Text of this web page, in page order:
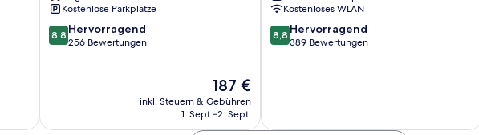
Aux
Piments
Kostenlose Parkplätze
8.8
von
8,8 Hervorragend
256 Bewertungen
Der
Preis
beträgt
187 €
inkl. Steuern & Gebühren
1. Sept.–2. Sept.
Kostenloses WLAN
8.8
von
8,8 Hervorragend
389 Bewertungen